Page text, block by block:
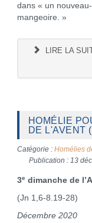
dans « un
mangeoire. »
LIRE LA
HOMÉLIE
DE L'AVENT
Catégorie : Homélies
Publication : 13
3edimanche de
(Jn 1,6-8.19-28)
Décembre 2020